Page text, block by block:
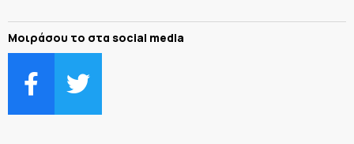
Μοιράσου το στα social media